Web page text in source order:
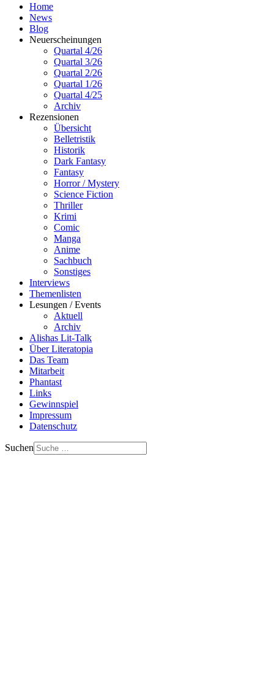
Home
News
Blog
Neuerscheinungen
Quartal 4/26
Quartal 3/26
Quartal 2/26
Quartal 1/26
Quartal 4/25
Archiv
Rezensionen
Übersicht
Belletristik
Historik
Dark Fantasy
Fantasy
Horror / Mystery
Science Fiction
Thriller
Krimi
Comic
Manga
Anime
Sachbuch
Sonstiges
Interviews
Themenlisten
Lesungen / Events
Aktuell
Archiv
Alishas Lit-Talk
Über Literatopia
Das Team
Mitarbeit
Phantast
Links
Gewinnspiel
Impressum
Datenschutz
Suchen